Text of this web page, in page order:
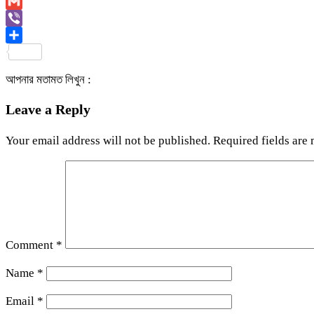
Link
Gmail
Viber
আপনার মতামত লিখুন :
Leave a Reply
Your email address will not be published. Required fields are
Comment *
Name *
Email *